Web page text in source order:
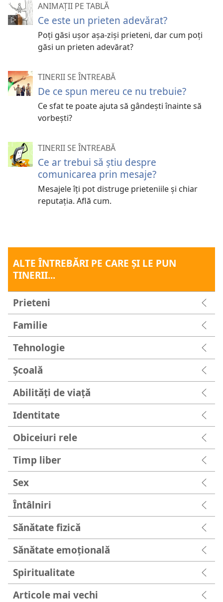
ANIMAȚII PE TABLĂ
Ce este un prieten adevărat?
Poți găsi ușor așa-ziși prieteni, dar cum poți
găsi un prieten adevărat?
TINERII SE ÎNTREABĂ
De ce spun mereu ce nu trebuie?
Ce sfat te poate ajuta să gândești înainte să
vorbești?
TINERII SE ÎNTREABĂ
Ce ar trebui să știu despre
comunicarea prin mesaje?
Mesajele îți pot distruge prieteniile și chiar
reputația. Află cum.
ALTE ÎNTREBĂRI PE CARE ŞI LE PUN
TINERII...
Prieteni
Familie
Tehnologie
Şcoală
Abilități de viață
Identitate
Obiceiuri rele
Timp liber
Sex
Întâlniri
Sănătate fizică
Sănătate emoțională
Spiritualitate
Articole mai vechi